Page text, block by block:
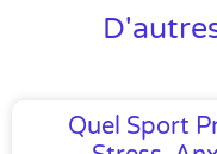
Quel Sport